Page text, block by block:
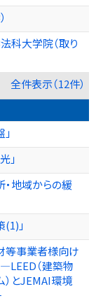
科大学院（取り
全件表示（12件）
」
・地域からの緩
(1)」
等事業者様向け
（建築物
とJEMAI環境